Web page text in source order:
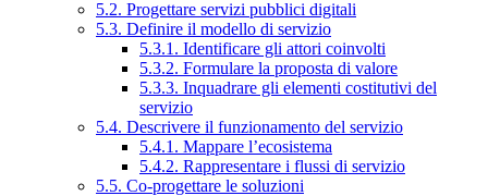
5.2. Progettare servizi pubblici digitali
5.3. Definire il modello di servizio
5.3.1. Identificare gli attori coinvolti
5.3.2. Formulare la proposta di valore
5.3.3. Inquadrare gli elementi costitutivi del
servizio
5.4. Descrivere il funzionamento del servizio
5.4.1. Mappare l’ecosistema
5.4.2. Rappresentare i flussi di servizio
5.5. Co-progettare le soluzioni